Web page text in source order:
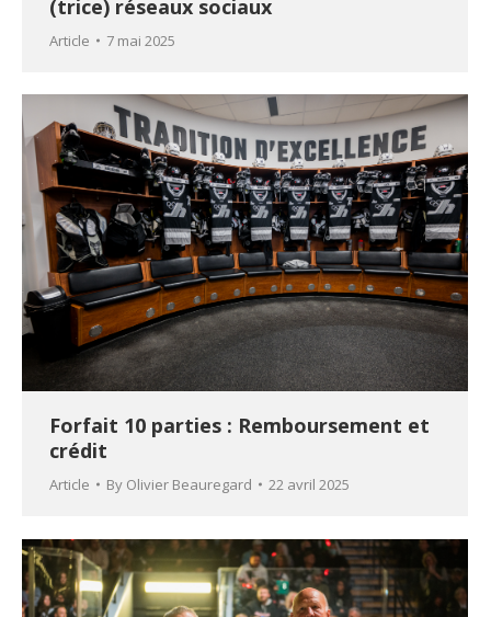
(trice) réseaux sociaux
Article 7 mai 2025
Forfait 10 parties : Remboursement et
crédit
Article By Olivier Beauregard 22 avril 2025